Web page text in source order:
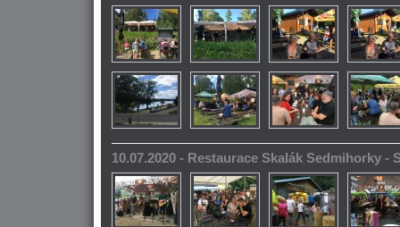
10.07.2020 - Restaurace Skalák Sedmihorky -